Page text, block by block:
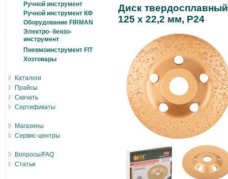
Диск
125 х 22,2 мм, Р24
Ручной инструмент
Ручной инструмент КФ
Оборудование FIRMAN
Электро- бензо-
инструмент
Пневмоинструмент FIT
Хозтовары
Каталоги
Прайсы
Скачать
Сертификаты
Магазины
Сервис-центры
Вопросы/FAQ
Статьи